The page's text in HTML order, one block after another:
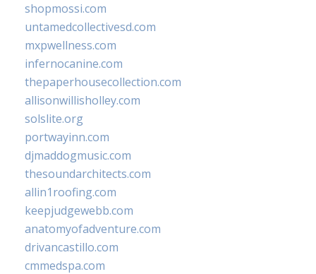
shopmossi.com
untamedcollectivesd.com
mxpwellness.com
infernocanine.com
thepaperhousecollection.com
allisonwillisholley.com
solslite.org
portwayinn.com
djmaddogmusic.com
thesoundarchitects.com
allin1roofing.com
keepjudgewebb.com
anatomyofadventure.com
drivancastillo.com
cmmedspa.com